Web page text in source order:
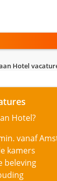
Hotel
Hotel?
vanaf
kamers
beleving